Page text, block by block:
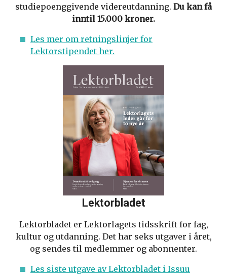
studiepoenggivende videreutdanning. Du kan få
inntil 15.000 kroner.
Les mer om retningslinjer for
Lektorstipendet her.
Lektorbladet
Lektorbladet er Lektorlagets tidsskrift for fag,
kultur og utdanning. Det har seks utgaver i året,
og sendes til medlemmer og abonnenter.
Les siste utgave av Lektorbladet i Issuu